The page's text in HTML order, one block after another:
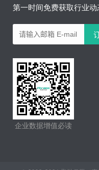
第一时间免费获取行业动
企业数据增值必读